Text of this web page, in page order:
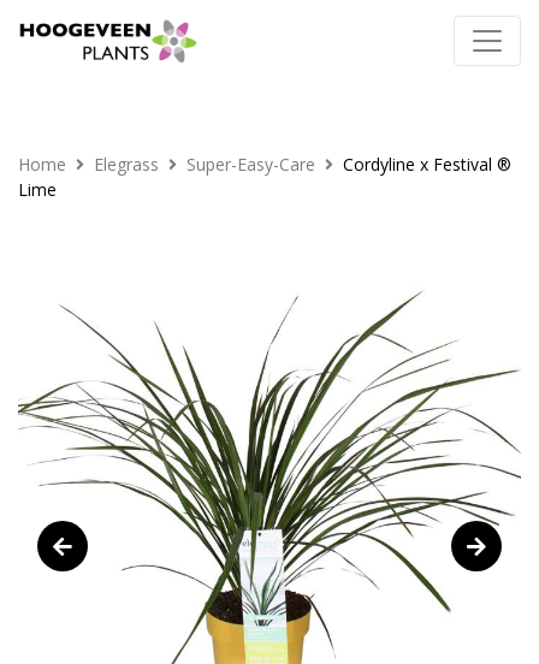
Home Elegrass Super-Easy-Care
Cordyline x Festival ®
Lime